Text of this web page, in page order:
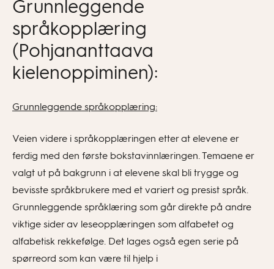
Grunnleggende
språkopplæring
(Pohjananttaava
kielenoppiminen):
Grunnleggende språkopplæring:
Veien videre i språkopplæringen etter at elevene er
ferdig med den første bokstavinnlæringen. Temaene er
valgt ut på bakgrunn i at elevene skal bli trygge og
bevisste språkbrukere med et variert og presist språk.
Grunnleggende språklæring som går direkte på andre
viktige sider av leseopplæringen som alfabetet og
alfabetisk rekkefølge. Det lages også egen serie på
spørreord som kan være til hjelp i